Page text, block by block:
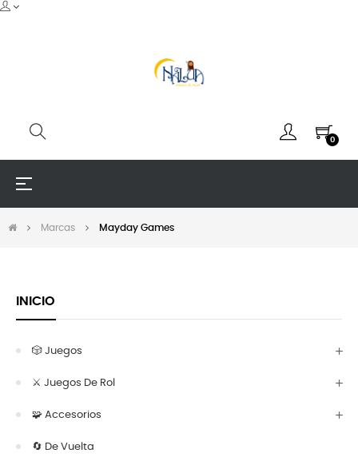
0
Navegación
☰
Marcas Mayday Games
INICIO
🎲 Juegos
⚔️ Juegos De Rol
🧩 Accesorios
🔄 De Vuelta